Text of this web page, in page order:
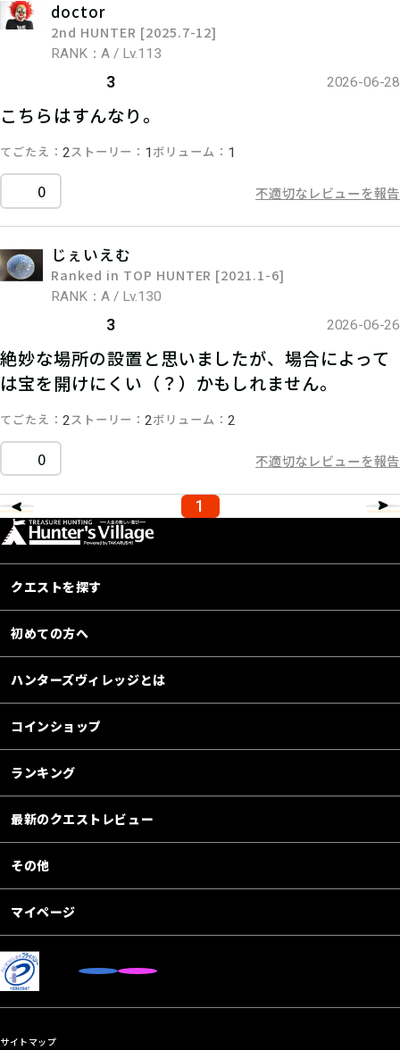
doctor
2nd HUNTER [2025.7-12]
RANK：A / Lv.113
3 2026-06-28
こちらはすんなり。
てごたえ 2ストーリー 1 ボリューム 1
0 不適切なレビューを報告
じぇいえむ
Ranked in TOP HUNTER [2021.1-6]
RANK：A / Lv.130
3 2026-06-26
絶妙な場所の設置と思いましたが、場合によって
は宝を開けにくい（？）かもしれません。
てごたえ 2ストーリー 2ボリューム 2
0 不適切なレビューを報告
1
クエストを探す
初めての方へ
ハンターズヴィレッジとは
コインショップ
ランキング
最新のクエストレビュー
その他
マイページ
サイトマップ